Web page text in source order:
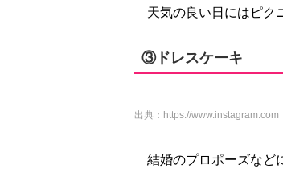
天気の良い日にはピ
③ドレスケーキ
出典： https://www.instagram.com
結婚のプロポーズな